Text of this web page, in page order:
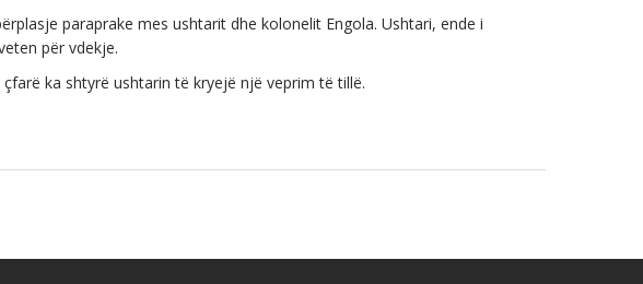
paraprake mes ushtarit dhe kolonelit Engola. Ushtari, ende i
për vdekje.
ka shtyrë ushtarin të kryejë një veprim të tillë.